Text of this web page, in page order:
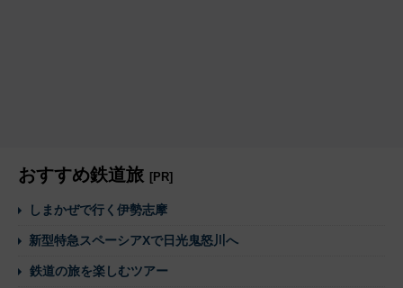
おすすめ鉄道旅 [PR]
しまかぜで行く伊勢志摩
新型特急スペーシアXで日光鬼怒川へ
鉄道の旅を楽しむツアー